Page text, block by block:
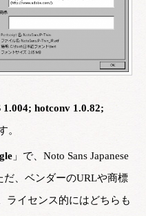
1.004; hotconv 1.0.82;
。
」で、Noto Sans Japanese
だ、ベンダーのURLや商標
ライセンス的にはどちらも